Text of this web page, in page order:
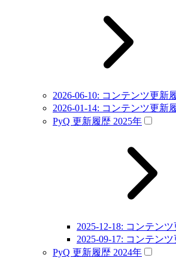
2026-06-10: コンテンツ更新
2026-01-14: コンテンツ更新
PyQ 更新履歴 2025年
2025-12-18: コンテン
2025-09-17: コンテン
PyQ 更新履歴 2024年